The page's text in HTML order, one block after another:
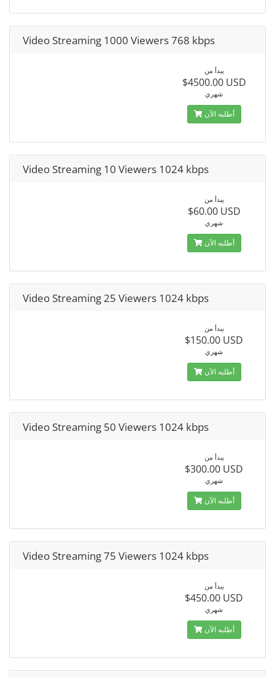
Video Streaming 1000 Viewers 768 kbps
يبدأ من
$4500.00 USD
شهري
أطلبه الآن
Video Streaming 10 Viewers 1024 kbps
يبدأ من
$60.00 USD
شهري
أطلبه الآن
Video Streaming 25 Viewers 1024 kbps
يبدأ من
$150.00 USD
شهري
أطلبه الآن
Video Streaming 50 Viewers 1024 kbps
يبدأ من
$300.00 USD
شهري
أطلبه الآن
Video Streaming 75 Viewers 1024 kbps
يبدأ من
$450.00 USD
شهري
أطلبه الآن